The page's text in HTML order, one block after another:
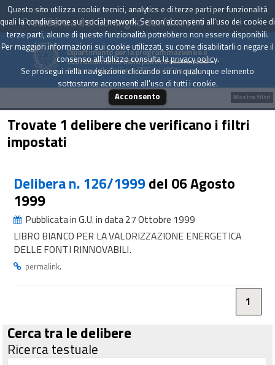
Presidenza del Consiglio dei Ministri
Dipartimento per la programmazione e il
coordinamento della politica economica
Archivio delle Delibere CIPE dal 1967 a oggi
Trovate 1 delibere che verificano i filtri
impostati
Delibera n. 126/1999del 06 Agosto
1999
Pubblicata in G.U. in data 27 Ottobre 1999
LIBRO BIANCO PER LA VALORIZZAZIONE ENERGETICA
DELLE FONTI RINNOVABILI.
permalink.
1
Cerca tra le delibere
Ricerca testuale
Mostra filtri
Questo sito utilizza cookie tecnici, analytics e di terze parti per funzionalità
quali la condivisione sui social network. Se non acconsenti all'uso dei cookie di
terze parti, alcune di queste funzionalità potrebbero non essere disponibili.
Per maggiori informazioni sui cookie utilizzati, su come disabilitarli o negare il
consenso all'utilizzo consulta laprivacy policy.
Se prosegui nella navigazione cliccando su un qualunque elemento
sottostante acconsenti all'uso di tutti i cookie.
Acconsento